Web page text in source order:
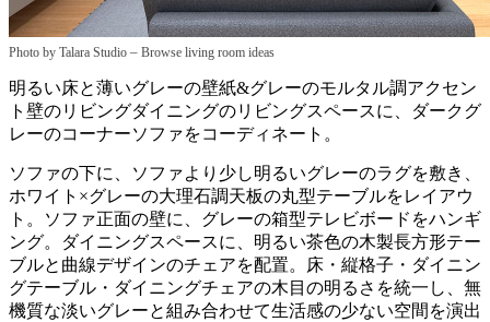
Photo by Talara Studio – Browse living room ideas
明るい床と薄いグレーの壁紙&グレーのモルタル調アクセン
ト壁のリビングダイニングのリビングスペースに、ダークグ
レーのコーナーソファをコーディネート。
ソファの下に、ソファより少し明るいグレーのラグを敷き、
ホワイト×グレーの大理石調天板の丸型テーブルをレイアウ
ト。ソファ正面の壁に、グレーの箱型テレビボードをハンギ
ング。ダイニングスペースに、明るい茶色の木製長方形テー
ブルと曲線デザインのチェアを配置。床・縦格子・ダイニン
グテーブル・ダイニングチェアの木目の明るさを統一し、無
機質な淡いグレーと組み合わせて生活感の少ない空間を演出